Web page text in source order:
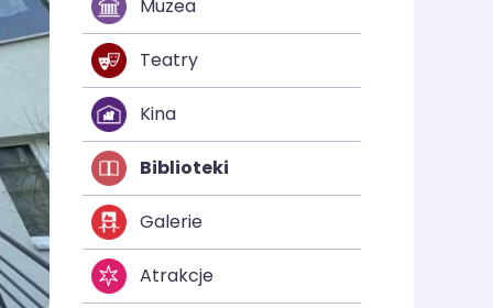
Muzea
Teatry
Kina
Biblioteki
Galerie
Atrakcje